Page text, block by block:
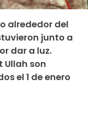
alrededor del
junto a
dar a luz.
Ullah son
el 1 de enero